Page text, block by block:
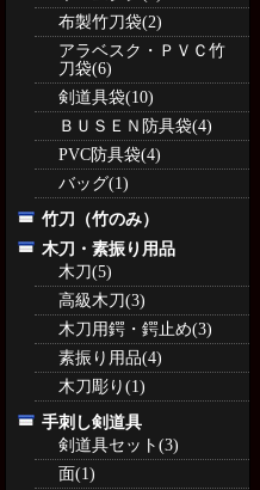
布製竹刀袋(2)
アラベスク・ＰＶＣ竹
刀袋(6)
剣道具袋(10)
ＢＵＳＥＮ防具袋(4)
PVC防具袋(4)
バッグ(1)
竹刀（竹のみ）
木刀・素振り用品
木刀(5)
高級木刀(3)
木刀用鍔・鍔止め(3)
素振り用品(4)
木刀彫り(1)
手刺し剣道具
剣道具セット(3)
面(1)